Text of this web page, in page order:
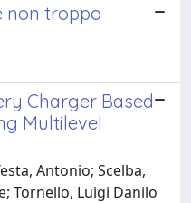
non troppo
Charger Based
Multilevel
Antonio; Scelba,
Tornello, Luigi Danilo